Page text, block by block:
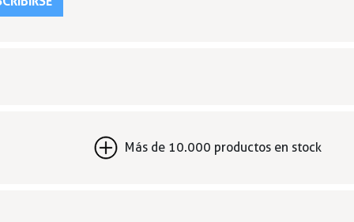
Más de 10.000 productos en stock